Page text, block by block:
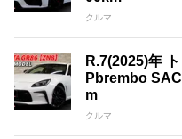
クルマ
R.7(2025)年
Pbrembo
m
クルマ